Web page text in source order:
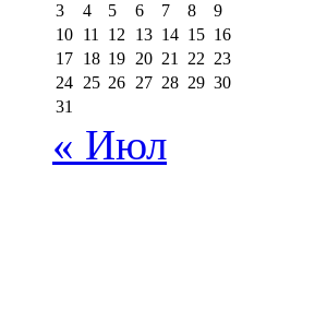
3
4 5 6 7 8
9
10 11 12 13 14 15 16
17 18 19 20 21 22 23
24 25 26 27 28 29 30
31
« Июл